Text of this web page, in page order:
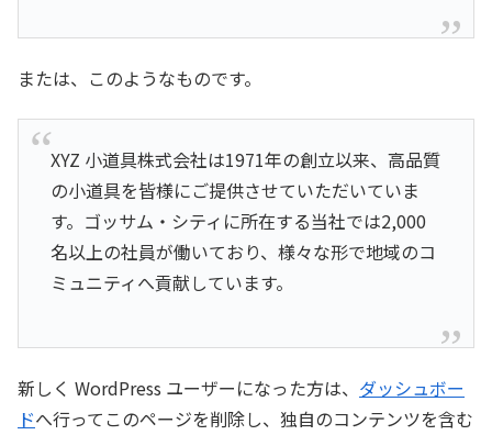
または、このようなものです。
XYZ 小道具株式会社は1971年の創立以来、高品質
の小道具を皆様にご提供させていただいていま
す。ゴッサム・シティに所在する当社では2,000
名以上の社員が働いており、様々な形で地域のコ
ミュニティへ貢献しています。
新しく WordPress ユーザーになった方は、 ダッシュボー
ドへ行ってこのページを削除し、独自のコンテンツを含む